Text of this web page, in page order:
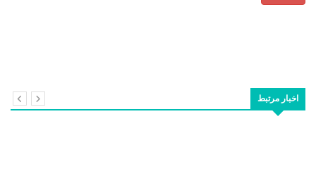
اخبار مرتبط